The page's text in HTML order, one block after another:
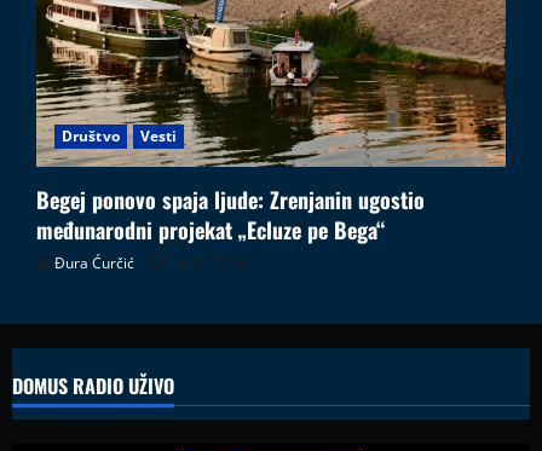
Društvo Vesti
Begej ponovo spaja ljude: Zrenjanin ugostio
međunarodni projekat „Ecluze pe Bega“
Đura Ćurčić 26.07.2026
DOMUS RADIO UŽIVO